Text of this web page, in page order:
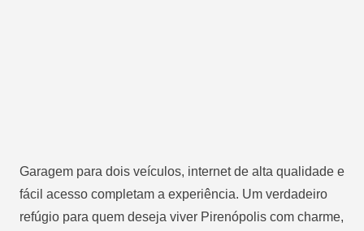
Garagem para dois veículos, internet de alta qualidade e
fácil acesso completam a experiência. Um verdadeiro
refúgio para quem deseja viver Pirenópolis com charme,